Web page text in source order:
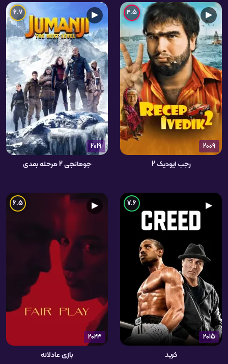
2009
▶
4.5
رجب ایودیک 2
2019
▶
6.7
جومانجی 2 مرحله بعدی
2015
▶
7.6
کرید
2023
▶
6.5
بازی عادلانه